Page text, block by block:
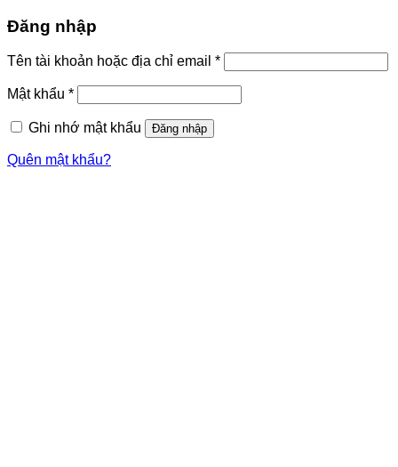
Đăng nhập
Tên tài khoản hoặc địa chỉ email *
Mật khẩu *
Ghi nhớ mật khẩu Đăng nhập
Quên mật khẩu?